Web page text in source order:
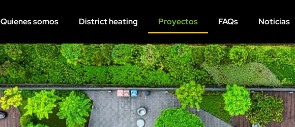
Quienes somos District heating Proyectos FAQs Noticias